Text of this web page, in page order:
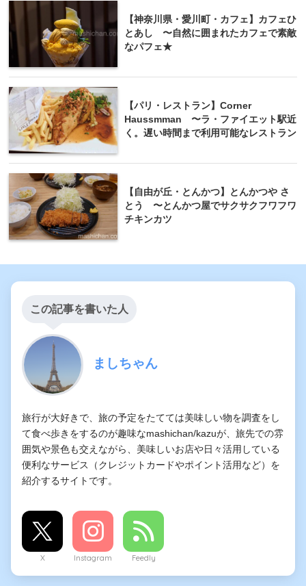
【神奈川県・愛川町・カフェ】カフェひ
とあし 〜自然に囲まれたカフェで素敵
なパフェ★
【パリ・レストラン】Corner
Haussmman 〜ラ・ファイエット駅近
く。遅い時間まで利用可能なレストラン
【自由が丘・とんかつ】とんかつや さ
とう 〜とんかつ屋でサクサクフワフワ
チキンカツ
この記事を書いた人
ましちゃん
旅行が大好きで、旅の予定をたてては美味しい物を調査をし
て食べ歩きをするのが趣味なmashichan/kazuが、旅先での雰
囲気や景色も交えながら、美味しいお店や日々活用している
便利なサービス（クレジットカードやポイント活用など）を
紹介するサイトです。
X Instagram Feedly